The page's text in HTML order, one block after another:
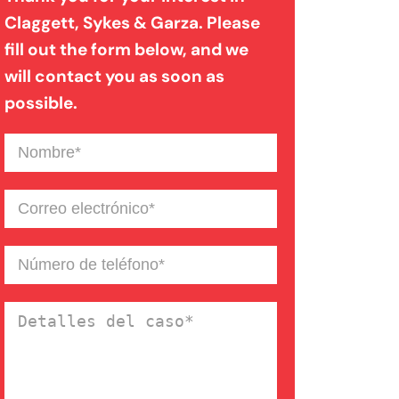
Mordedura de perro
Noticias de la Firma
Un blog de derecho de
Connecticut
Claggett, Sykes & Garza. Please
fill out the form below, and we
will contact you as soon as
possible.
Nombre(Required)
Correo
electrónico(Required)
Número
de
teléfono(Required)
Detalles